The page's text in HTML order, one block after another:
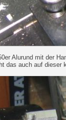
Alurund mit der
das auch auf dieser